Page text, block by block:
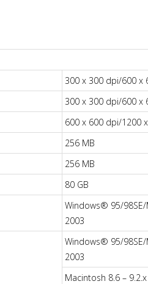
300 x 300 dpi/600 x
300 x 300 dpi/600 x
600 x 600 dpi/1200
256 MB
256 MB
80 GB
Windows® 95/98SE/
2003
Windows® 95/98SE/
2003
Macintosh 8.6 – 9.2.x